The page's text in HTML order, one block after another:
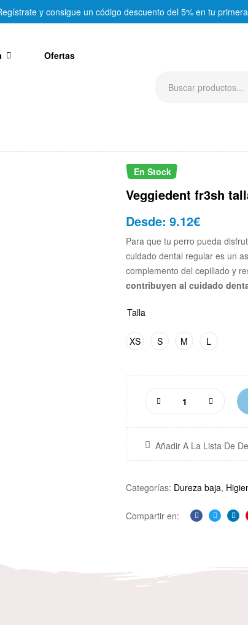
y consigue un código descuento del 5% en tu
Ofertas
En Stock
Veggiedent fr3sh
Desde: 9.12€
Para que tu perro pueda
cuidado dental regular es un
complemento del cepillado y
contribuyen al cuidado
Talla
XS S M L
Añadir A La Lista De
Categorías: Dureza baja,
Compartir en:
Facebook
Twitter